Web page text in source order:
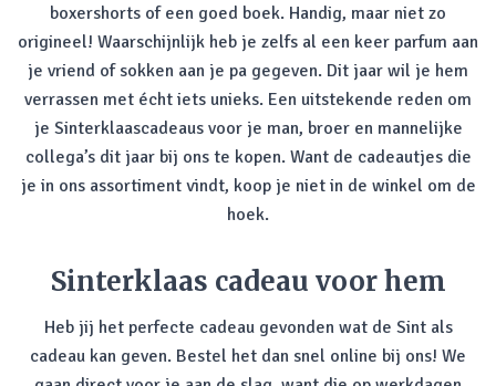
boxershorts of een goed boek. Handig, maar niet zo
origineel! Waarschijnlijk heb je zelfs al een keer parfum aan
je vriend of sokken aan je pa gegeven. Dit jaar wil je hem
verrassen met écht iets unieks. Een uitstekende reden om
je Sinterklaascadeaus voor je man, broer en mannelijke
collega’s dit jaar bij ons te kopen. Want de cadeautjes die
je in ons assortiment vindt, koop je niet in de winkel om de
hoek.
Sinterklaas cadeau voor hem
Heb jij het perfecte cadeau gevonden wat de Sint als
cadeau kan geven. Bestel het dan snel online bij ons! We